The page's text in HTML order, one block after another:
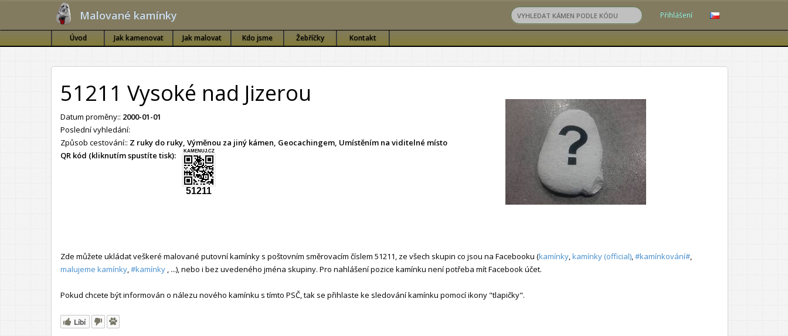
Malované kamínky Přihlášení
Úvod Jak kamenovat Jak malovat Kdo jsme Žebříčky Kontakt
51211 Vysoké nad Jizerou
Datum proměny:: 2000-01-01
Poslední vyhledání:
Způsob cestování:: Z ruky do ruky, Výměnou za jiný kámen, Geocachingem, Umístěním na viditelné místo
QR kód (kliknutím spustíte tisk):
KAMENUJ.CZ
51211
Zde můžete ukládat veškeré malované putovní kamínky s poštovním směrovacím číslem 51211, ze všech skupin co jsou na Facebooku (kamínky kamínky (official) #kamínkování#
malujeme kamínky #kamínky , ...), nebo i bez uvedeného jména skupiny. Pro nahlášení pozice kamínku není potřeba mít Facebook účet.
Pokud chcete být informován o nálezu nového kamínku s tímto PSČ, tak se přihlaste ke sledování kamínku pomocí ikony "tlapičky".
Líbí